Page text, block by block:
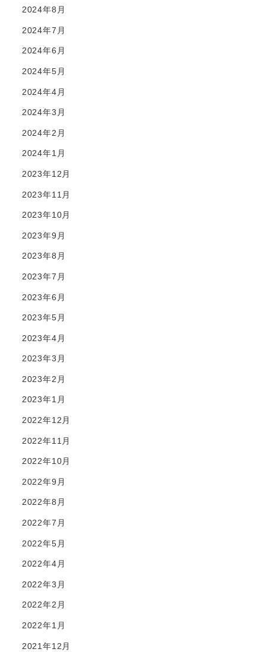
2024年8月
2024年7月
2024年6月
2024年5月
2024年4月
2024年3月
2024年2月
2024年1月
2023年12月
2023年11月
2023年10月
2023年9月
2023年8月
2023年7月
2023年6月
2023年5月
2023年4月
2023年3月
2023年2月
2023年1月
2022年12月
2022年11月
2022年10月
2022年9月
2022年8月
2022年7月
2022年5月
2022年4月
2022年3月
2022年2月
2022年1月
2021年12月